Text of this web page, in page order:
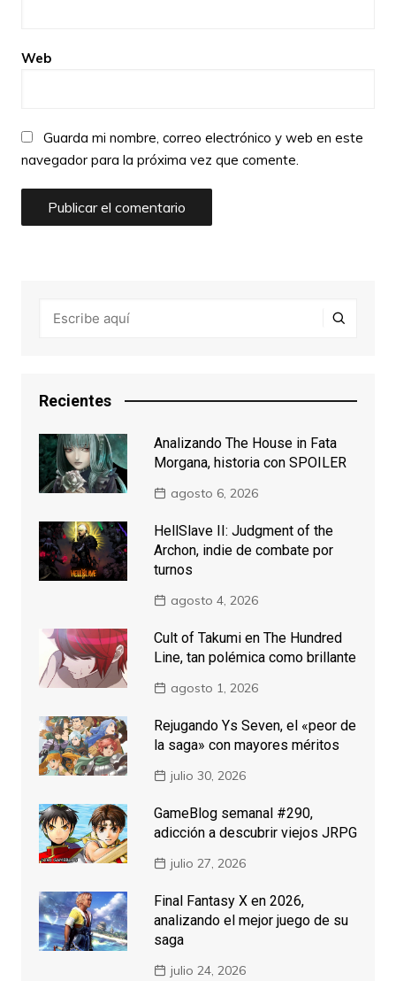
Web
Guarda mi nombre, correo electrónico y web en este
navegador para la próxima vez que comente.
Recientes
Analizando The House in Fata
Morgana, historia con SPOILER
agosto 6, 2026
HellSlave II: Judgment of the
Archon, indie de combate por
turnos
agosto 4, 2026
Cult of Takumi en The Hundred
Line, tan polémica como brillante
agosto 1, 2026
Rejugando Ys Seven, el «peor de
la saga» con mayores méritos
julio 30, 2026
GameBlog semanal #290,
adicción a descubrir viejos JRPG
julio 27, 2026
Final Fantasy X en 2026,
analizando el mejor juego de su
saga
julio 24, 2026